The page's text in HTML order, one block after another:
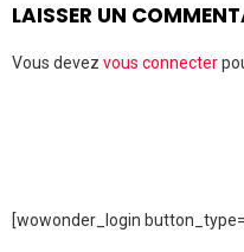
LAISSER UN
Vous devez vous connecter
[wowonder_login